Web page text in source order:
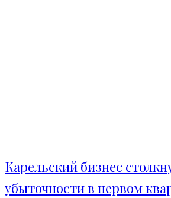
Карельский бизнес
убыточности в первом